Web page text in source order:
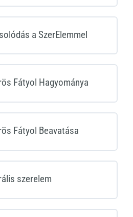
a SzerElemmel
Fátyol Hagyománya
Fátyol Beavatása
szerelem